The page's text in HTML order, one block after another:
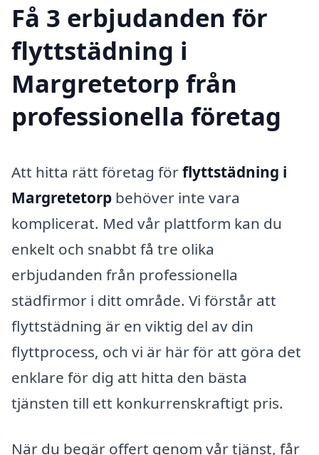
Få 3 erbjudanden för
flyttstädning i
Margretetorp från
professionella företag
Att hitta rätt företag förflyttstädning i
Margretetorp behöver inte vara
komplicerat. Med vår plattform kan du
enkelt och snabbt få tre olika
erbjudanden från professionella
städfirmor i ditt område. Vi förstår att
flyttstädning är en viktig del av din
flyttprocess, och vi är här för att göra det
enklare för dig att hitta den bästa
tjänsten till ett konkurrenskraftigt pris.
När du begär offert genom vår tjänst, får